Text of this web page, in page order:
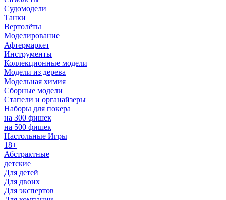
Судомодели
Танки
Вертолёты
Моделирование
Афтермаркет
Инструменты
Коллекционные модели
Модели из дерева
Модельная химия
Сборные модели
Стапели и органайзеры
Наборы для покера
на 300 фишек
на 500 фишек
Настольные Игры
18+
Абстрактные
детские
Для детей
Для двоих
Для экспертов